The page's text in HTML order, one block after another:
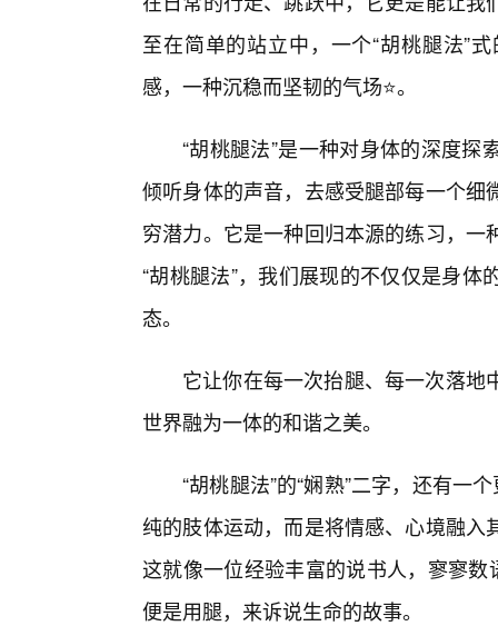
至在简单的站立中，一个“胡桃腿法”
感，一种沉稳而坚韧的气场⭐。
“胡桃腿法”是一种对身体的深度
倾听身体的声音，去感受腿部每一个
穷潜力。它是一种回归本源的练习，
“胡桃腿法”，我们展现的不仅仅是身
态。
它让你在每一次抬腿、每一次落
世界融为一体的和谐之美。
“胡桃腿法”的“娴熟”二字，还有一
纯的肢体运动，而是将情感、心境融
这就像一位经验丰富的说书人，寥寥
便是用腿，来诉说生命的故事。